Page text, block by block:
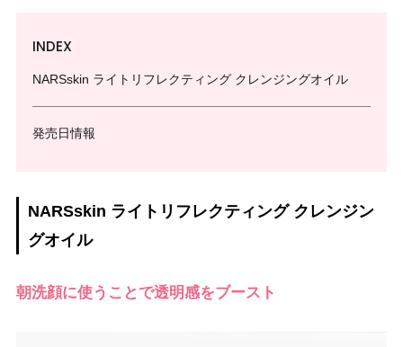
INDEX
NARSskin ライトリフレクティング クレンジングオイル
発売日情報
NARSskin ライトリフレクティング クレンジン
グオイル
朝洗顔に使うことで透明感をブースト